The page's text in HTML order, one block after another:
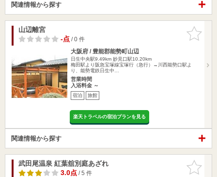
関連情報から探す
お気に入
りに追加
山辺離宮
-点/ 0 件
大阪府 / 豊能郡能勢町山辺
日生中央駅9.49km 妙見口駅10.20km
梅田駅より阪急宝塚線宝塚行（急行）→川西能勢口駅よ
り、能勢電鉄日生中…
営業時間
入浴料金 ～
宿泊 旅館
楽天トラベルの宿泊プランを見る
関連情報から探す
お気に入
りに追加
武田尾温泉 紅葉舘別庭あざれ
3.0点/ 5 件